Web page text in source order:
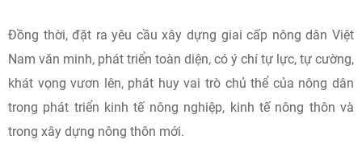
Đồng thời, đặt ra yêu cầu xây dựng giai cấp nông dân Việt
Nam văn minh, phát triển toàn diện, có ý chí tự lực, tự cường,
khát vọng vươn lên, phát huy vai trò chủ thể của nông dân
trong phát triển kinh tế nông nghiệp, kinh tế nông thôn và
trong xây dựng nông thôn mới.